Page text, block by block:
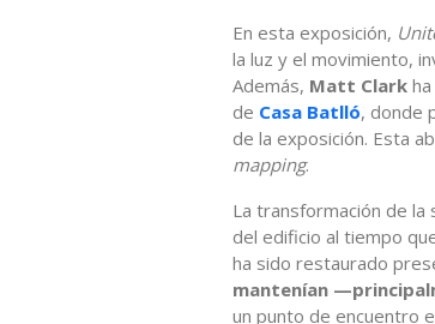
En esta exposición,
la luz y el movimiento,
Además, Matt Clark
de Casa Batlló, donde
de la exposición. Esta
mapping.
La transformación de la
del edificio al tiempo
ha sido restaurado
mantenían
un punto de encuentro